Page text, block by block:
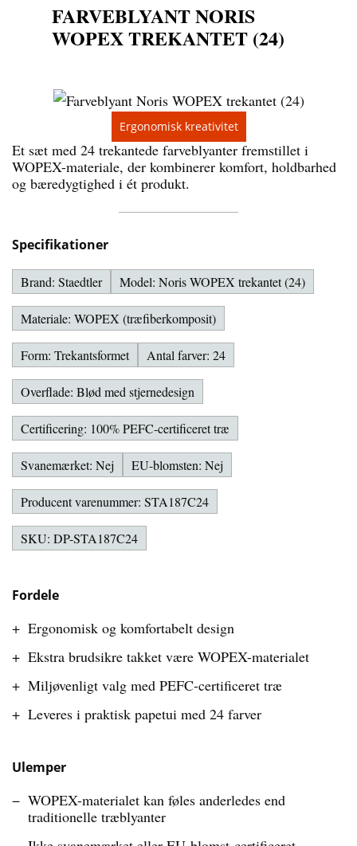
Ergonomisk kreativitet
FARVEBLYANT NORIS
WOPEX TREKANTET (24)
Et sæt med 24 trekantede farveblyanter fremstillet i
WOPEX-materiale, der kombinerer komfort, holdbarhed
og bæredygtighed i ét produkt.
Fordele
Ergonomisk og komfortabelt design
Ekstra brudsikre takket være WOPEX-materialet
Miljøvenligt valg med PEFC-certificeret træ
Leveres i praktisk papetui med 24 farver
Ulemper
WOPEX-materialet kan føles anderledes end
traditionelle træblyanter
Specifikationer
Brand: Staedtler Model: Noris WOPEX trekantet (24)
Materiale: WOPEX (træfiberkomposit)
Form: Trekantsformet Antal farver: 24
Overflade: Blød med stjernedesign
Certificering: 100% PEFC-certificeret træ
Svanemærket: Nej EU-blomsten: Nej
Producent varenummer: STA187C24
SKU: DP-STA187C24